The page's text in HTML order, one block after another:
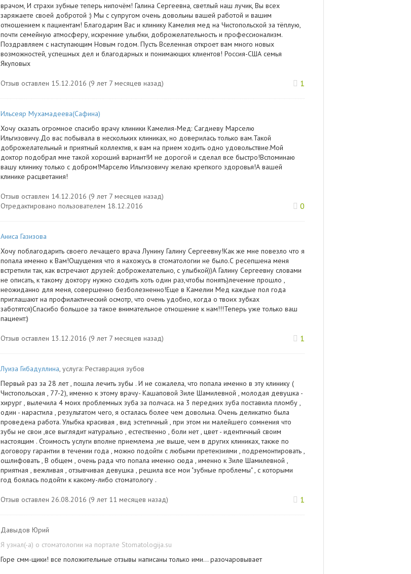
врачом, И страхи зубные теперь нипочём! Галина Сергеевна, светлый наш лучик, Вы всех
заряжаете своей добротой :) Мы с супругом очень довольны вашей работой и вашим
отношением к пациентам! Благодарим Вас и клинику Камелия мед на Чистопольской за тёплую,
почти семейную атмосферу, искренние улыбки, доброжелательность и профессионализм.
Поздравляем с наступающим Новым годом. Пусть Вселенная откроет вам много новых
возможностей, успешных дел и благодарных и понимающих клиентов! Россия-США семья
Якуповых
Отзыв оставлен 15.12.2016 (9 лет 7 месяцев назад) 1
Ильсеяр Мухамадеева(Сафина)
Хочу сказать огромное спасибо врачу клиники Камелия-Мед: Сагдиеву Марселю
Ильгизовичу.До вас побывала в нескольких клиниках, но доверилась только вам.Такой
доброжелательный и приятный коллектив, к вам на прием ходить одно удовольствие.Мой
доктор подобрал мне такой хороший вариант!И не дорогой и сделал все быстро!Вспоминаю
вашу клинику только с добром!Марселю Ильгизовичу желаю крепкого здоровья!А вашей
клинике расцветания!
Отзыв оставлен 14.12.2016 (9 лет 7 месяцев назад)
Отредактировано пользователем 18.12.2016
0
Аниса Газизова
Хочу поблагодарить своего лечащего врача Лунину Галину Сергеевну!Как же мне повезло что я
попала именно к Вам!Ощущения что я нахожусь в стоматологии не было.С ресепшена меня
встретили так, как встречают друзей: доброжелательно, с улыбкой))А Галину Сергеевну словами
не описать, к такому доктору нужно сходить хоть один раз,чтобы понять)лечение прошло ,
неожиданно для меня, совершенно безболезненно!Еще в Камелии Мед каждые пол года
приглашают на профилактический осмотр, что очень удобно, когда о твоих зубках
заботятся)Спасибо большое за такое внимательное отношение к нам!!!Теперь уже только ваш
пациент:)
Отзыв оставлен 13.12.2016 (9 лет 7 месяцев назад) 1
Луиза Гибадуллина, услуга: Реставрация зубов
Первый раз за 28 лет , пошла лечить зубы . И не сожалела, что попала именно в эту клинику (
Чистопольская , 77-2), именно к этому врачу- Кашаповой Зиле Шамилевной , молодая девушка -
хирург , вылечила 4 моих проблемных зуба за полчаса. на 3 передних зуба поставила пломбу ,
один - нарастила , результатом чего, я осталась более чем довольна. Очень деликатно была
проведена работа. Улыбка красивая , вид эстетичный , при этом ни малейшего сомнения что
зубы не свои ,все выглядит натурально , естественно , боли нет , цвет - идентичный своим
настоящим . Стоимость услуги вполне приемлема ,не выше, чем в других клиниках, также по
договору гарантии в течении года , можно подойти с любыми претензиями , подремонтировать ,
ошлифовать , В общем , очень рада что попала именно сюда , именно к Зиле Шамилевной ,
приятная , вежливая , отзывчивая девушка , решила все мои "зубные проблемы" , с которыми
год боялась подойти к какому-либо стоматологу .
Отзыв оставлен 26.08.2016 (9 лет 11 месяцев назад) 1
Давыдов Юрий
Я узнал(-а) о стоматологии на портале Stomatologija.su
Горе смм-щики! все положительные отзывы написаны только ими... разочаровывает